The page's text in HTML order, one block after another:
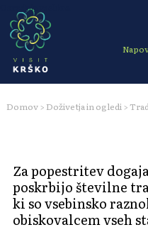
Osrednja vsebina
Domov> Doživetja in ogledi>
Za popestritev
poskrbijo številne
ki so vsebinsko
obiskovalcem vseh